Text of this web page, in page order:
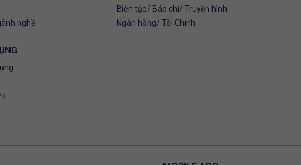
nghề
Biên tập/ Báo chí/ Truyền hình
Ngân hàng/ Tài Chính